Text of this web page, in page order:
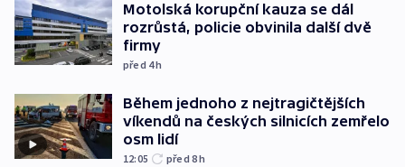
Motolská korupční kauza se dál
rozrůstá, policie obvinila další dvě
firmy
před 4h
Během jednoho z nejtragičtějších
víkendů na českých silnicích zemřelo
osm lidí
12:05 před 8h